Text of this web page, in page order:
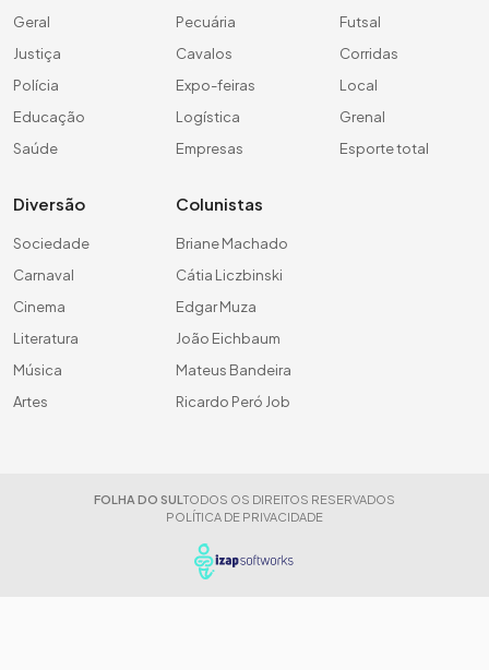
Geral
Justiça
Polícia
Educação
Saúde
Pecuária
Cavalos
Expo-feiras
Logística
Empresas
Futsal
Corridas
Local
Grenal
Esporte total
Diversão
Sociedade
Carnaval
Cinema
Literatura
Música
Artes
Colunistas
Briane Machado
Cátia Liczbinski
Edgar Muza
João Eichbaum
Mateus Bandeira
Ricardo Peró Job
FOLHA DO SUL TODOS OS DIREITOS RESERVADOS
POLÍTICA DE PRIVACIDADE